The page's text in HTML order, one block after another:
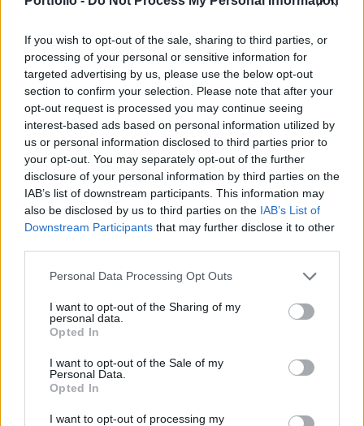
If you wish to opt-out of the sale, sharing to third parties, or
processing of your personal or sensitive information for
targeted advertising by us, please use the below opt-out
section to confirm your selection. Please note that after your
opt-out request is processed you may continue seeing
interest-based ads based on personal information utilized by
us or personal information disclosed to third parties prior to
your opt-out. You may separately opt-out of the further
disclosure of your personal information by third parties on the
IAB’s list of downstream participants. This information may
also be disclosed by us to third parties on the IAB’s List of
Downstream Participants that may further disclose it to other
Personal Data Processing Opt Outs
I want to opt-out of the Sharing of my
personal data.
Opted In
I want to opt-out of the Sale of my
Personal Data.
Opted In
I want to opt-out of processing my
RTS 1.6%-kal emelkedett. MOLReal-time
árfolyamInformációs panelAdatletöltésA legnagyobb
érdeklődés a MOL papírjait övezte, melyek folytatták az
eszeveszett száguldást, a kurzus 18 mrd-os kötési
összérték mellett 3.8%-os pluszban, 23,655 Ft-on pihen a
hétvégén. Az új történelmi csúcs 24,445 Ft. Az olajpapírok
kurzusát...
KEDVES OLVASÓNK!
A keresett cikk a portfolio.hu hírarchívumához
tartozik, melynek olvasása előfizetéses
Az előfizetés a következőket tartalmazza:
Portfolio.hu teljes cikkarchívum
Kötéslisták: BÉT elmúlt 2 év napon belüli
kötéslistái
Előfizetés